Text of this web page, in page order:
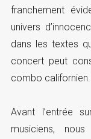
franchement
univers
dans les textes
concert peut
combo californien.
Avant l’entrée
musiciens,